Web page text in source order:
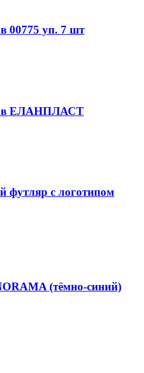
00775 уп. 7 шт
ЕЛАНПЛАСТ
футляр с логотипом
(тёмно-синий)